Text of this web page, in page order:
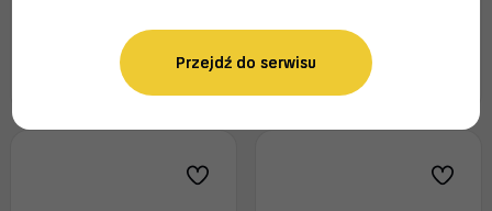
Dodaj do koszyka Dodaj do koszyka
Przejdź do serwisu